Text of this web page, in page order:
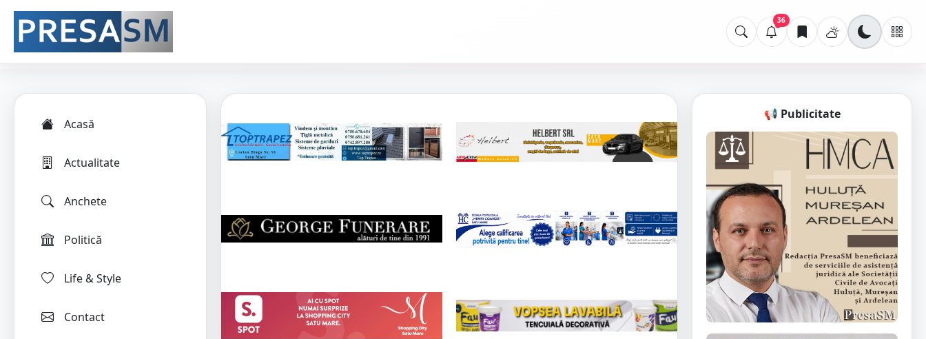
36
Acasă
Actualitate
Anchete
Politică
Life & Style
Contact
📢 Publicitate